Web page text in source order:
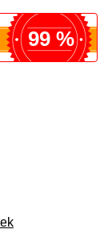
99 %